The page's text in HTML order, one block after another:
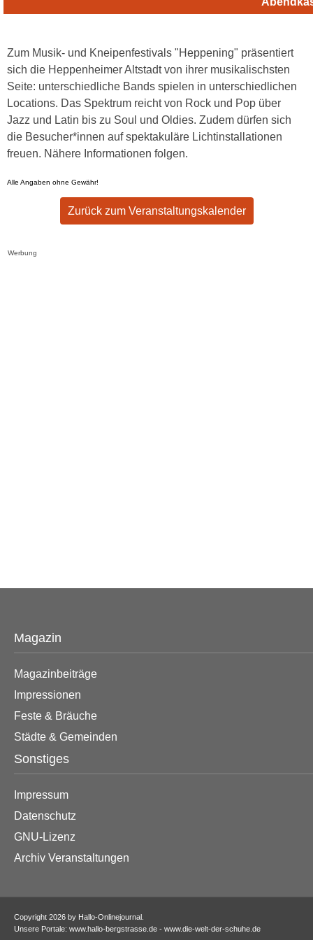
Zum Musik- und Kneipenfestivals "Heppening" präsentiert
sich die Heppenheimer Altstadt von ihrer musikalischsten
Seite: unterschiedliche Bands spielen in unterschiedlichen
Locations. Das Spektrum reicht von Rock und Pop über
Jazz und Latin bis zu Soul und Oldies. Zudem dürfen sich
die Besucher*innen auf spektakuläre Lichtinstallationen
freuen. Nähere Informationen folgen.
Alle Angaben ohne Gewähr!
Zurück zum Veranstaltungskalender
Werbung
Magazin
Magazinbeiträge
Impressionen
Feste & Bräuche
Städte & Gemeinden
Sonstiges
Impressum
Datenschutz
GNU-Lizenz
Archiv Veranstaltungen
Copyright 2026 by Hallo-Onlinejournal.
Unsere Portale: www.hallo-bergstrasse.de - www.die-welt-der-schuhe.de